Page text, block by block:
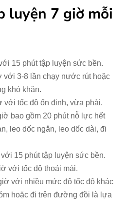
luyện 7 giờ mỗi
15 phút tập luyện sức bền.
với 3-8 lần chạy nước rút hoặc
khó khăn.
với tốc độ ổn định, vừa phải.
bao gồm 20 phút nỗ lực hết
leo dốc ngắn, leo dốc dài, đi
15 phút tập luyện sức bền.
với tốc độ thoải mái.
với nhiều mức độ tốc độ khác
hoặc đi trên đường đồi là lựa